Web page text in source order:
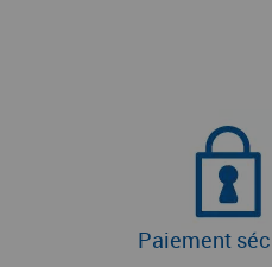
Paiement